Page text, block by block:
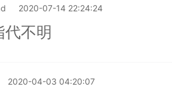
2020-07-14 22:24:24
不明
2020-04-03 04:20:07